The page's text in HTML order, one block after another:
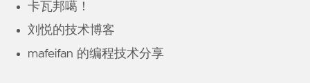
卡瓦邦噶！
刘悦的技术博客
mafeifan 的编程技术分享